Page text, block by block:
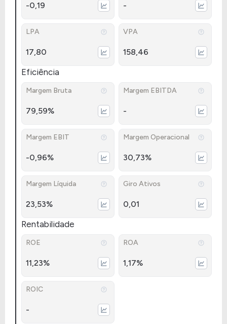
-0,19 -
LPA
17,80
VPA
158,46
Eficiência
Margem Bruta
79,59%
Margem EBITDA
-
Margem EBIT
-0,96%
Margem Operacional
30,73%
Margem Líquida
23,53%
Giro Ativos
0,01
Rentabilidade
ROE
11,23%
ROA
1,17%
ROIC
-